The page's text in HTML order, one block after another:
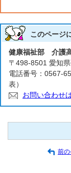
このページ
健康福祉部 介護
〒498-8501 愛知
電話番号：0567-
表）
お問い合わせ
前